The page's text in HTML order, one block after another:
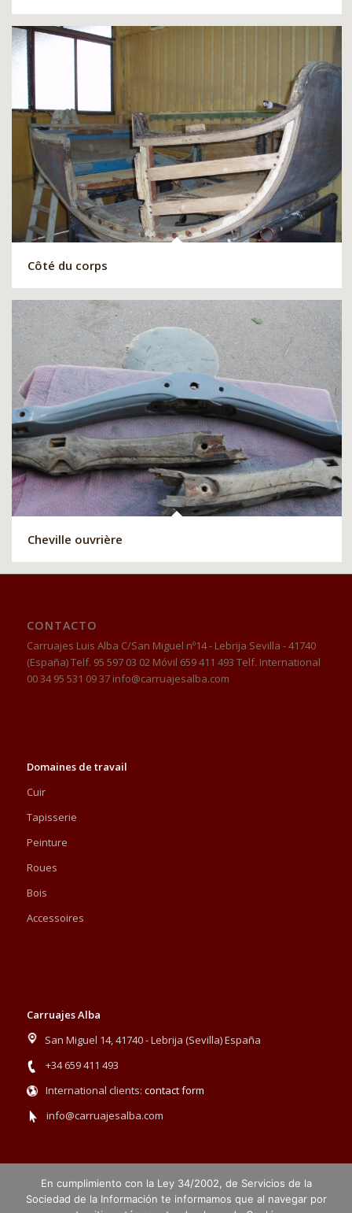
Côté du corps
Cheville ouvrière
CONTACTO
Carruajes Luis Alba C/San Miguel nº14 - Lebrija Sevilla - 41740
(España) Telf. 95 597 03 02 Móvil 659 411 493 Telf. International
00 34 95 531 09 37 info@carruajesalba.com
Domaines de travail
Cuir
Tapisserie
Peinture
Roues
Bois
Accessoires
Carruajes Alba
San Miguel 14, 41740 - Lebrija (Sevilla) España
+34 659 411 493
International clients: contact form
info@carruajesalba.com
En cumplimiento con la Ley 34/2002, de Servicios de la
Sociedad de la Información te informamos que al navegar por